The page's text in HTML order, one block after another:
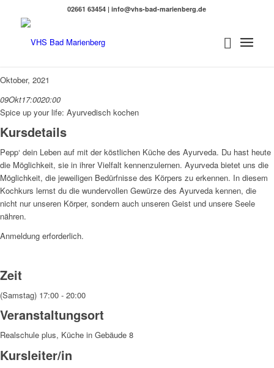
02661 63454 | info@vhs-bad-marienberg.de
Oktober, 2021
09Okt17:0020:00
Spice up your life: Ayurvedisch kochen
Kursdetails
Pepp‘ dein Leben auf mit der köstlichen Küche des Ayurveda. Du hast heute
die Möglichkeit, sie in ihrer Vielfalt kennenzulernen. Ayurveda bietet uns die
Möglichkeit, die jeweiligen Bedürfnisse des Körpers zu erkennen. In diesem
Kochkurs lernst du die wundervollen Gewürze des Ayurveda kennen, die
nicht nur unseren Körper, sondern auch unseren Geist und unsere Seele
nähren.
Anmeldung erforderlich.
Zeit
(Samstag) 17:00 - 20:00
Veranstaltungsort
Realschule plus, Küche in Gebäude 8
Kursleiter/in